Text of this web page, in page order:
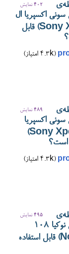
402 نمایش
اکسپریا ال
(Sony Xperia L) قابل
(
4.3k امتیاز)
489 نمایش
اکسپریا
زد (Sony Xperia Z)
است؟
(
4.3k امتیاز)
495 نمایش
داخلی گوشی نوکیا 108
(Nokia 108) قابل استفاده